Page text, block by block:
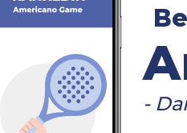
GPS 50 Herren -
Anmeldung geschlossen
-